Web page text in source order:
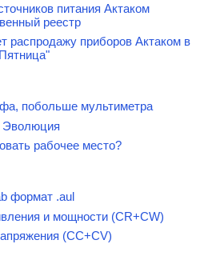
питания Актаком
реестр
распродажу приборов Актаком в
побольше мультиметра
рабочее место?
формат .aul
и мощности (CR+CW)
(CC+CV)